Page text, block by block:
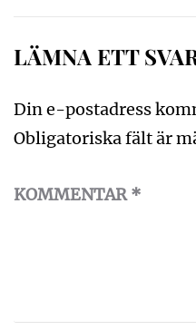
LÄMNA ETT
Din e-postadress
Obligatoriska fält är
KOMMENTAR*